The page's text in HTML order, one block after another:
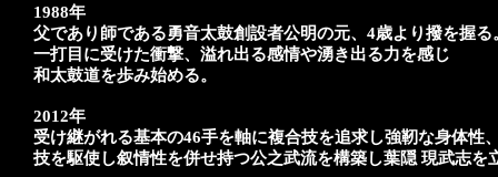
1988年
父であり師である勇音太鼓創設者公明の元、4歳より撥を握る
一打目に受けた衝撃、溢れ出る感情や湧き出る力を感じ
和太鼓道を歩み始める。
2012年
受け継がれる基本の46手を軸に複合技を追求し強靭な身体性
技を駆使し叙情性を併せ持つ公之武流を構築し葉隠 現武志を